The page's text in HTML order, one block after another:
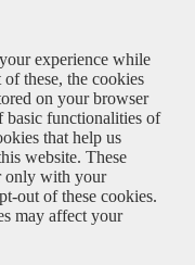
experience while
these, the cookies
on your browser
basic functionalities of
that help us
website. These
only with your
out of these cookies.
may affect your